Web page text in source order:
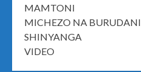
MAMTONI
MICHEZO NA BURUDANI
SHINYANGA
VIDEO